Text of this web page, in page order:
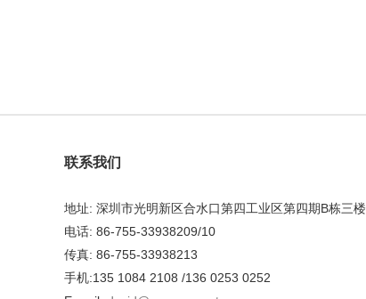
联系我们
地址: 深圳市光明新区合水口第四工业区第四期B栋三楼
电话: 86-755-33938209/10
传真: 86-755-33938213
手机:135 1084 2108 /136 0253 0252